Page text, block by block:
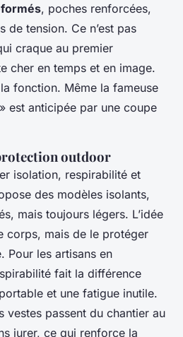
, poches renforcées,
de tension. Ce n’est pas
craque au premier
cher en temps et en image.
fonction. Même la fameuse
est anticipée par une coupe
outdoor
isolation, respirabilité et
des modèles isolants,
mais toujours légers. L’idée
corps, mais de le protéger
Pour les artisans en
fait la différence
et une fatigue inutile.
vestes passent du chantier au
jurer, ce qui renforce la